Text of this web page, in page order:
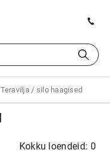
Teravilja / silo haagised
Kokku loendeid: 0